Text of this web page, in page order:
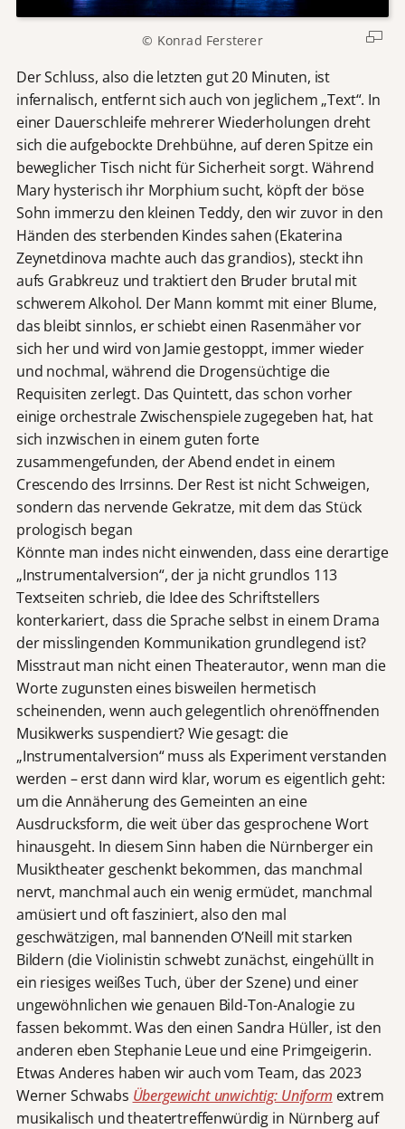
© Konrad Fersterer
Der Schluss, also die letzten gut 20 Minuten, ist
infernalisch, entfernt sich auch von jeglichem „Text“. In
einer Dauerschleife mehrerer Wiederholungen dreht
sich die aufgebockte Drehbühne, auf deren Spitze ein
beweglicher Tisch nicht für Sicherheit sorgt. Während
Mary hysterisch ihr Morphium sucht, köpft der böse
Sohn immerzu den kleinen Teddy, den wir zuvor in den
Händen des sterbenden Kindes sahen (Ekaterina
Zeynetdinova machte auch das grandios), steckt ihn
aufs Grabkreuz und traktiert den Bruder brutal mit
schwerem Alkohol. Der Mann kommt mit einer Blume,
das bleibt sinnlos, er schiebt einen Rasenmäher vor
sich her und wird von Jamie gestoppt, immer wieder
und nochmal, während die Drogensüchtige die
Requisiten zerlegt. Das Quintett, das schon vorher
einige orchestrale Zwischenspiele zugegeben hat, hat
sich inzwischen in einem guten forte
zusammengefunden, der Abend endet in einem
Crescendo des Irrsinns. Der Rest ist nicht Schweigen,
sondern das nervende Gekratze, mit dem das Stück
prologisch began
Könnte man indes nicht einwenden, dass eine derartige
„Instrumentalversion“, der ja nicht grundlos 113
Textseiten schrieb, die Idee des Schriftstellers
konterkariert, dass die Sprache selbst in einem Drama
der misslingenden Kommunikation grundlegend ist?
Misstraut man nicht einen Theaterautor, wenn man die
Worte zugunsten eines bisweilen hermetisch
scheinenden, wenn auch gelegentlich ohrenöffnenden
Musikwerks suspendiert? Wie gesagt: die
„Instrumentalversion“ muss als Experiment verstanden
werden – erst dann wird klar, worum es eigentlich geht:
um die Annäherung des Gemeinten an eine
Ausdrucksform, die weit über das gesprochene Wort
hinausgeht. In diesem Sinn haben die Nürnberger ein
Musiktheater geschenkt bekommen, das manchmal
nervt, manchmal auch ein wenig ermüdet, manchmal
amüsiert und oft fasziniert, also den mal
geschwätzigen, mal bannenden O’Neill mit starken
Bildern (die Violinistin schwebt zunächst, eingehüllt in
ein riesiges weißes Tuch, über der Szene) und einer
ungewöhnlichen wie genauen Bild-Ton-Analogie zu
fassen bekommt. Was den einen Sandra Hüller, ist den
anderen eben Stephanie Leue und eine Primgeigerin.
Etwas Anderes haben wir auch vom Team, das 2023
Werner Schwabs Übergewicht unwichtig: Uniformextrem
musikalisch und theatertreffenwürdig in Nürnberg auf